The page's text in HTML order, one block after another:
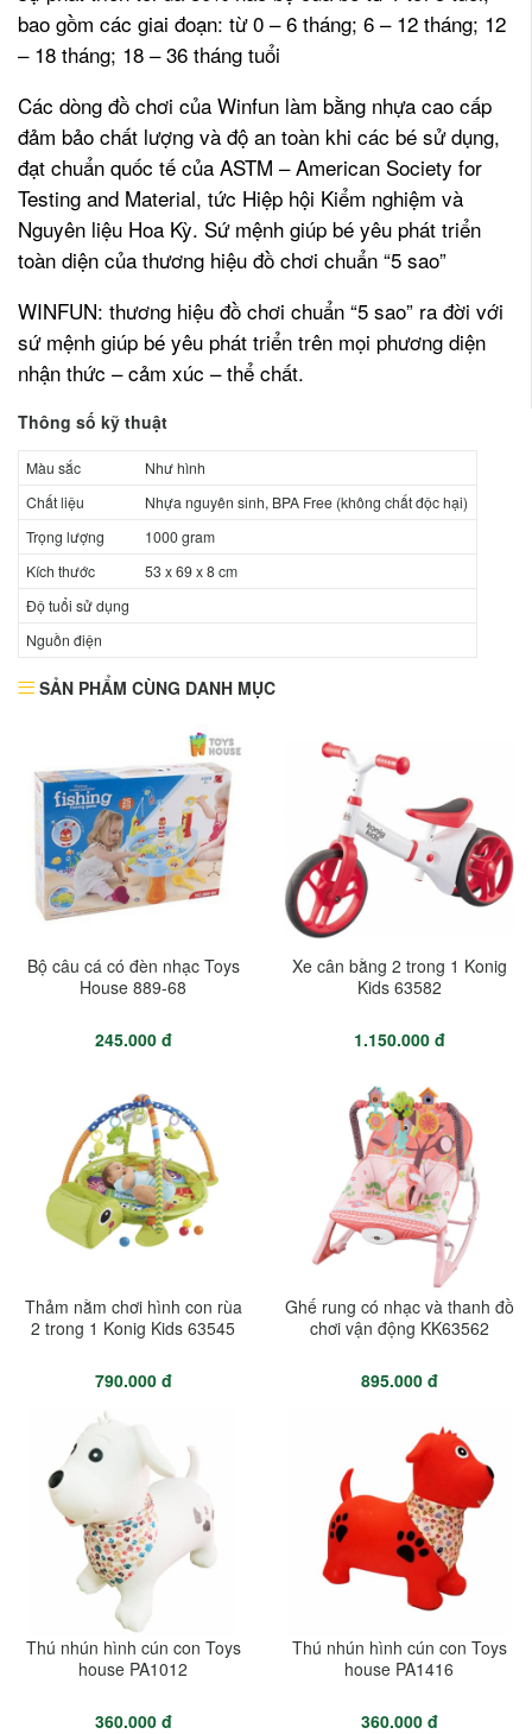
bao gồm các giai đoạn: từ 0 – 6 tháng; 6 – 12 tháng; 12
– 18 tháng; 18 – 36 tháng tuổi
Các dòng đồ chơi của Winfun làm bằng nhựa cao cấp
đảm bảo chất lượng và độ an toàn khi các bé sử dụng,
đạt chuẩn quốc tế của ASTM – American Society for
Testing and Material, tức Hiệp hội Kiểm nghiệm và
Nguyên liệu Hoa Kỳ. Sứ mệnh giúp bé yêu phát triển
toàn diện của thương hiệu đồ chơi chuẩn “5 sao”
WINFUN: thương hiệu đồ chơi chuẩn “5 sao” ra đời với
sứ mệnh giúp bé yêu phát triển trên mọi phương diện
nhận thức – cảm xúc – thể chất.
Thông số kỹ thuật
Màu sắc
Như hình
Chất liệu
Nhựa nguyên sinh, BPA Free (không chất độc hại)
Trọng lượng
1000 gram
Kích thước
53 x 69 x 8 cm
Độ tuổi sử dụng
Nguồn điện
SẢN PHẨM CÙNG DANH MỤC
Bộ câu cá có đèn nhạc Toys
House 889-68
245.000 đ
Xe cân bằng 2 trong 1 Konig
Kids 63582
1.150.000 đ
Thảm nằm chơi hình con rùa
2 trong 1 Konig Kids 63545
790.000 đ
Ghế rung có nhạc và thanh đồ
chơi vận động KK63562
895.000 đ
Thú nhún hình cún con Toys
house PA1012
360.000 đ
Thú nhún hình cún con Toys
house PA1416
360.000 đ